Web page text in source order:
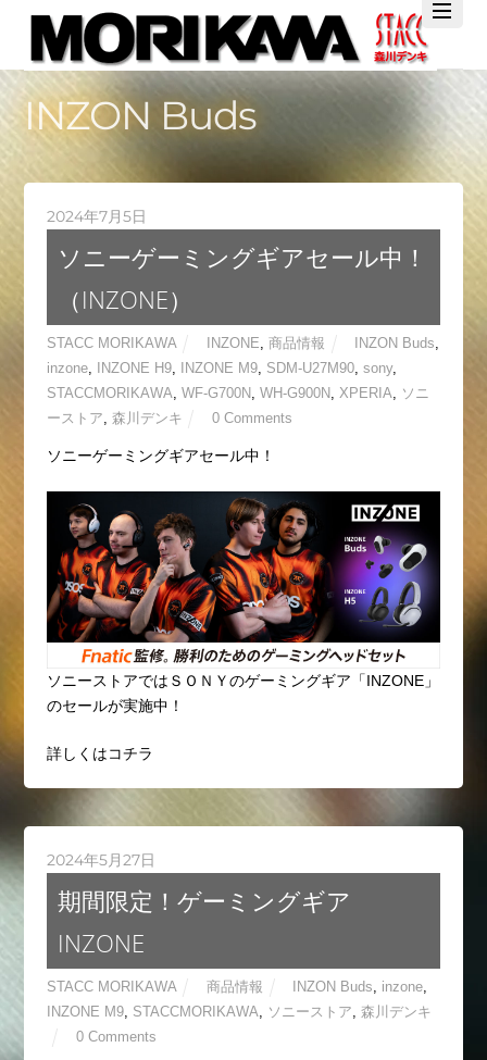
TwitterFacebook
YouTube
INZON Buds
2024年7月5日
ソニーゲーミングギアセール中！
（INZONE）
STACC MORIKAWA INZONE 商品情報 INZON Buds
inzone, INZONE H9, INZONE M9, SDM-U27M90, sony,
STACCMORIKAWA WF-G700N, WH-G900N, XPERIA
ソニ
ーストア 森川デンキ 0 Comments
ソニーゲーミングギアセール中！
ソニーストアではＳＯＮＹのゲーミングギア「INZONE」
のセールが実施中！
詳しくはコチラ
2024年5月27日
期間限定！ゲーミングギア
INZONE
STACC MORIKAWA 商品情報 INZON Buds inzone
INZONE M9, STACCMORIKAWA ソニーストア 森川デンキ
0 Comments